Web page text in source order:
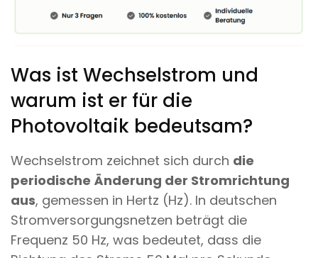
Was ist Wechselstrom und
warum ist er für die
Photovoltaik bedeutsam?
Wechselstrom zeichnet sich durch die
periodische Änderung der Stromrichtung
aus, gemessen in Hertz (Hz). In deutschen
Stromversorgungsnetzen beträgt die
Frequenz 50 Hz, was bedeutet, dass die